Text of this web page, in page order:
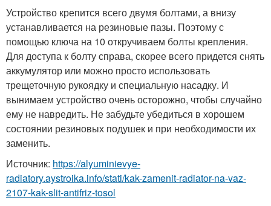
Устройство крепится всего двумя болтами, а внизу
устанавливается на резиновые пазы. Поэтому с
помощью ключа на 10 откручиваем болты крепления.
Для доступа к болту справа, скорее всего придется снять
аккумулятор или можно просто использовать
трещеточную рукоядку и специальную насадку. И
вынимаем устройство очень осторожно, чтобы случайно
ему не навредить. Не забудьте убедиться в хорошем
состоянии резиновых подушек и при необходимости их
заменить.
Источник: https://alyuminievye-
radiatory.aystroika.info/stati/kak-zamenit-radiator-na-vaz-
2107-kak-slit-antifriz-tosol